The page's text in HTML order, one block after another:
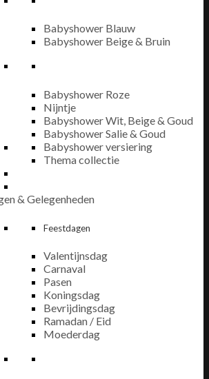
Babyshower Blauw
Babyshower Beige & Bruin
Babyshower Roze
Nijntje
Babyshower Wit, Beige & Goud
Babyshower Salie & Goud
Babyshower versiering
Thema collectie
& Gelegenheden
Feestdagen
Valentijnsdag
Carnaval
Pasen
Koningsdag
Bevrijdingsdag
Ramadan / Eid
Moederdag